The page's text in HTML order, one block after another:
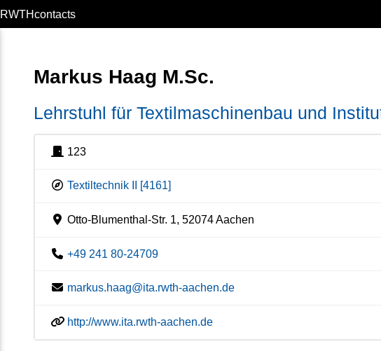
RWTHcontacts
Markus Haag M.Sc.
Lehrstuhl für Textilmaschinenbau und
123
Textiltechnik II [4161]
Otto-Blumenthal-Str. 1, 52074 Aachen
+49 241 80-24709
markus.haag@ita.rwth-aachen.de
http://www.ita.rwth-aachen.de